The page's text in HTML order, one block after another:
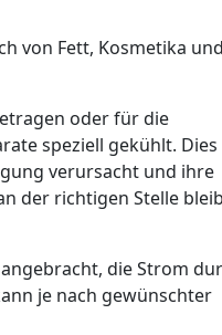
von Fett, Kosmetika und
oder für die
speziell gekühlt. Dies
verursacht und ihre
der richtigen Stelle
die Strom
je nach gewünschter